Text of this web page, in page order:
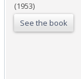
(1953)
See the book